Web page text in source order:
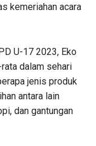
kemeriahan acara
U-17 2023, Eko
dalam sehari
jenis produk
antara lain
dan gantungan